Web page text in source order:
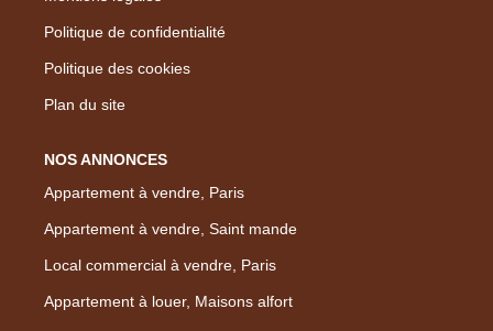
Politique de confidentialité
Politique des cookies
Plan du site
NOS ANNONCES
Appartement à vendre, Paris
Appartement à vendre, Saint mande
Local commercial à vendre, Paris
Appartement à louer, Maisons alfort